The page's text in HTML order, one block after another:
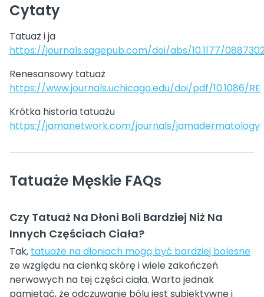
Cytaty
Tatuaż i ja
https://journals.sagepub.com/doi/abs/10.1177/
Renesansowy tatuaż
https://www.journals.uchicago.edu/doi/pdf/10.1086/RE
Krótka historia tatuażu
https://jamanetwork.com/journals/jamadermatology
Tatuaże Męskie FAQs
Czy Tatuaż Na Dłoni Boli Bardziej Niż Na
Innych Częściach Ciała?
Tak, tatuaże na dłoniach mogą być bardziej bolesne
ze względu na cienką skórę i wiele zakończeń
nerwowych na tej części ciała. Warto jednak
pamiętać, że odczuwanie bólu jest subiektywne i